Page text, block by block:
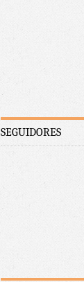
SEGUIDORES